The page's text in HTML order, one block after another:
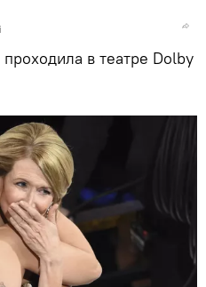
в театре Dolby